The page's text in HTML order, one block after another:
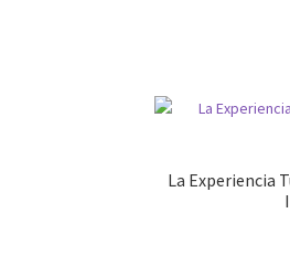
La Experiencia